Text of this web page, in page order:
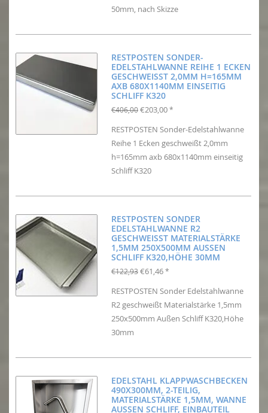
50mm, nach Skizze
RESTPOSTEN SONDER-
EDELSTAHLWANNE REIHE 1 ECKEN
GESCHWEISST 2,0MM H=165MM A
XB 680X1140MM EINSEITIG S
CHLIFF K320
€406,00 €203,00 *
RESTPOSTEN Sonder-Edelstahlwanne
Reihe 1 Ecken geschweißt 2,0mm
h=165mm axb 680x1140mm einseitig
Schliff K320
RESTPOSTEN SONDER
EDELSTAHLWANNE R2
GESCHWEISST MATERIALSTÄRKE 1
,5MM 250X500MM AUSSEN SC
HLIFF K320,HÖHE 30MM
€122,93 €61,46 *
RESTPOSTEN Sonder Edelstahlwanne
R2 geschweißt Materialstärke 1,5mm
250x500mm Außen Schliff K320,Höhe
30mm
EDELSTAHL KLAPPWASCHBECKEN
490X300MM, 2-TEILIG,
MATERIALSTÄRKE 1,5MM, WANNE
AUSSEN SCHLIFF, EINBAUTEIL